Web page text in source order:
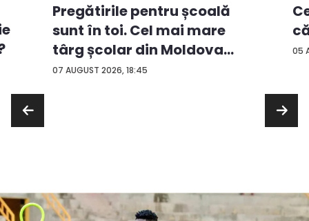
07 AUGUST 2026, 18:45
Pregătirile pentru școală
sunt în toi. Cel mai mare
târg școlar din Moldova
con...
05